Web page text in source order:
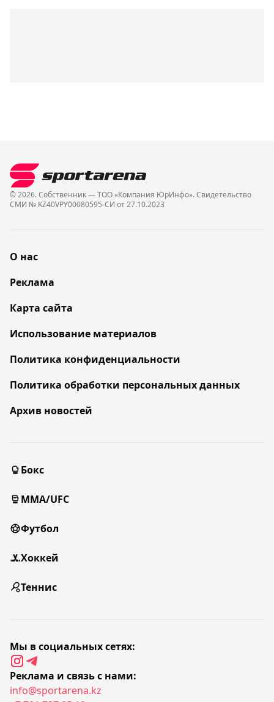
© 2026. Собственник — ТОО «Компания ЮрИнфо». Cвидетельство
СМИ № KZ40VPY00080595-СИ от 27.10.2023
О нас
Реклама
Карта сайта
Использование материалов
Политика конфиденциальности
Политика обработки персональных данных
Архив новостей
Бокс
MMA/UFC
Футбол
Хоккей
Теннис
Мы в социальных сетях:
Реклама и связь с нами:
info@sportarena.kz